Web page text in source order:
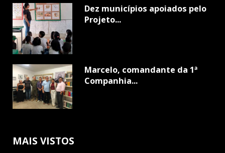
Dez municípios apoiados pelo
Projeto...
Marcelo, comandante da 1ª
Companhia...
MAIS VISTOS